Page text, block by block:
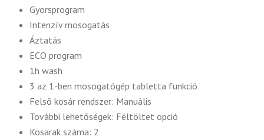
Gyorsprogram
Intenzív mosogatás
Áztatás
ECO program
1h wash
3 az 1-ben mosogatógép tabletta funkció
Felső kosár rendszer: Manuális
További lehetőségek: Féltöltet opció
Kosarak száma: 2